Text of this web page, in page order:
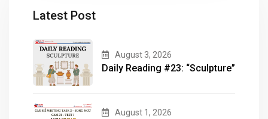
Latest Post
August 3, 2026
Daily Reading #23: “Sculpture”
August 1, 2026